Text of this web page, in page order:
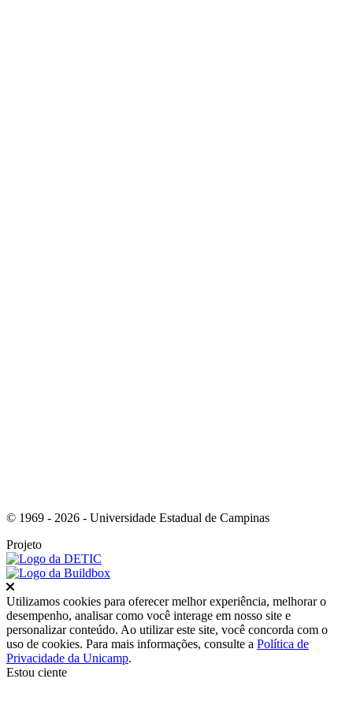
© 1969 - 2026 - Universidade Estadual de Campinas
Projeto
Fechar
Utilizamos cookies para oferecer melhor experiência, melhorar o
desempenho, analisar como você interage em nosso site e
personalizar conteúdo. Ao utilizar este site, você concorda com o
uso de cookies. Para mais informações, consulte a Política de
Privacidade da Unicamp.
Estou ciente